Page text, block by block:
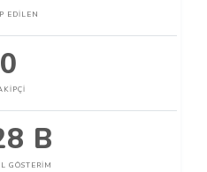
EDILEN
0
B
GÖSTERIM